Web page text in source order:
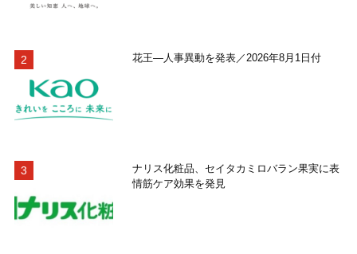
花王―人事異動を発表／2026年8月1日付
ナリス化粧品、セイタカミロバラン果実に表
情筋ケア効果を発見